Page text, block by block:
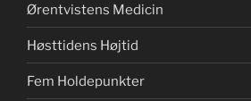
Ørentvistens Medicin
Høsttidens Højtid
Fem Holdepunkter